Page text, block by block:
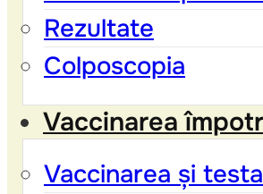
Rezultate
Colposcopia
Vaccinarea
Vaccinarea și